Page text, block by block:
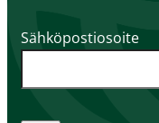
Sähköpostiosoite